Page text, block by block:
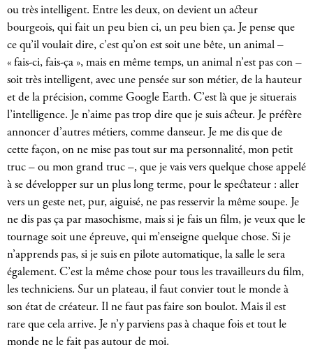
ou très intelligent. Entre les deux, on devient un acteur
bourgeois, qui fait un peu bien ci, un peu bien ça. Je pense que
ce qu’il voulait dire, c’est qu’on est soit une bête, un animal –
« fais-ci, fais-ça », mais en même temps, un animal n’est pas con –
soit très intelligent, avec une pensée sur son métier, de la hauteur
et de la précision, comme Google Earth. C’est là que je situerais
l’intelligence. Je n’aime pas trop dire que je suis acteur. Je préfère
annoncer d’autres métiers, comme danseur. Je me dis que de
cette façon, on ne mise pas tout sur ma personnalité, mon petit
truc – ou mon grand truc –, que je vais vers quelque chose appelé
à se développer sur un plus long terme, pour le spectateur : aller
vers un geste net, pur, aiguisé, ne pas resservir la même soupe. Je
ne dis pas ça par masochisme, mais si je fais un film, je veux que le
tournage soit une épreuve, qui m’enseigne quelque chose. Si je
n’apprends pas, si je suis en pilote automatique, la salle le sera
également. C’est la même chose pour tous les travailleurs du film,
les techniciens. Sur un plateau, il faut convier tout le monde à
son état de créateur. Il ne faut pas faire son boulot. Mais il est
rare que cela arrive. Je n’y parviens pas à chaque fois et tout le
monde ne le fait pas autour de moi.